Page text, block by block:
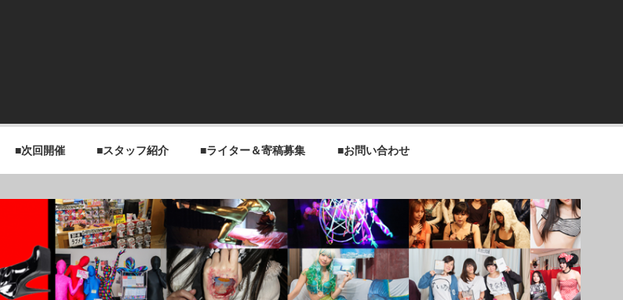
■次回開催 ■スタッフ紹介 ■ライター＆寄稿募集 ■お問い合わせ